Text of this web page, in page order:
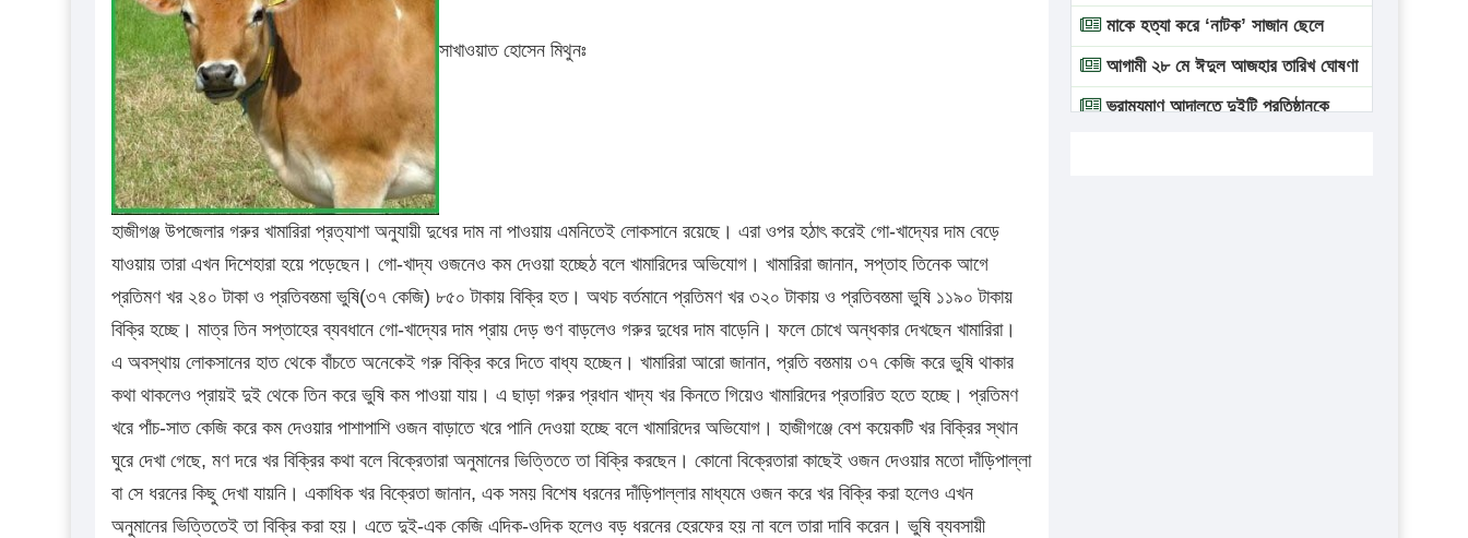
সাখাওয়াত হোসেন মিথুনঃ
হাজীগঞ্জ উপজেলার গরুর খামারিরা প্রত্যাশা অনুযায়ী দুধের দাম না পাওয়ায় এমনিতেই লোকসানে রয়েছে। এরা ওপর হঠাৎ করেই গো-খাদ্যের দাম বেড়ে
যাওয়ায় তারা এখন দিশেহারা হয়ে পড়েছেন। গো-খাদ্য ওজনেও কম দেওয়া হচ্ছেঠ বলে খামারিদের অভিযোগ। খামারিরা জানান, সপ্তাহ তিনেক আগে
প্রতিমণ খর ২৪০ টাকা ও প্রতিবস্ত্মা ভুষি(৩৭ কেজি) ৮৫০ টাকায় বিক্রি হত। অথচ বর্তমানে প্রতিমণ খর ৩২০ টাকায় ও প্রতিবস্ত্মা ভুষি ১১৯০ টাকায়
বিক্রি হচ্ছে। মাত্র তিন সপ্তাহের ব্যবধানে গো-খাদ্যের দাম প্রায় দেড় গুণ বাড়লেও গরুর দুধের দাম বাড়েনি। ফলে চোখে অন্ধকার দেখছেন খামারিরা।
এ অবস্থায় লোকসানের হাত থেকে বাঁচতে অনেকেই গরু বিক্রি করে দিতে বাধ্য হচ্ছেন। খামারিরা আরো জানান, প্রতি বস্ত্মায় ৩৭ কেজি করে ভুষি থাকার
কথা থাকলেও প্রায়ই দুই থেকে তিন করে ভুষি কম পাওয়া যায়। এ ছাড়া গরুর প্রধান খাদ্য খর কিনতে গিয়েও খামারিদের প্রতারিত হতে হচ্ছে। প্রতিমণ
খরে পাঁচ-সাত কেজি করে কম দেওয়ার পাশাপাশি ওজন বাড়াতে খরে পানি দেওয়া হচ্ছে বলে খামারিদের অভিযোগ। হাজীগঞ্জে বেশ কয়েকটি খর বিক্রির স্থান
ঘুরে দেখা গেছে, মণ দরে খর বিক্রির কথা বলে বিক্রেতারা অনুমানের ভিত্তিতে তা বিক্রি করছেন। কোনো বিক্রেতারা কাছেই ওজন দেওয়ার মতো দাঁড়িপাল্লা
বা সে ধরনের কিছু দেখা যায়নি। একাধিক খর বিক্রেতা জানান, এক সময় বিশেষ ধরনের দাঁড়িপাল্লার মাধ্যমে ওজন করে খর বিক্রি করা হলেও এখন
অনুমানের ভিত্তিতেই তা বিক্রি করা হয়। এতে দুই-এক কেজি এদিক-ওদিক হলেও বড় ধরনের হেরফের হয় না বলে তারা দাবি করেন। ভুষি ব্যবসায়ী
মাকে হত্যা করে ‘নাটক’ সাজান ছেলে
আগামী ২৮ মে ঈদুল আজহার তারিখ ঘোষণা
ভ্রাম্যমাণ আদালতে দুইটি প্রতিষ্ঠানকে